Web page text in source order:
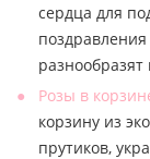
сердца для
Розы в
корзину из
прутиков,